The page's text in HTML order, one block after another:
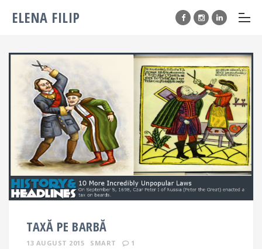
ELENA FILIP
TAXĂ PE BARBĂ
13 AUGUST 2015 SMART 1